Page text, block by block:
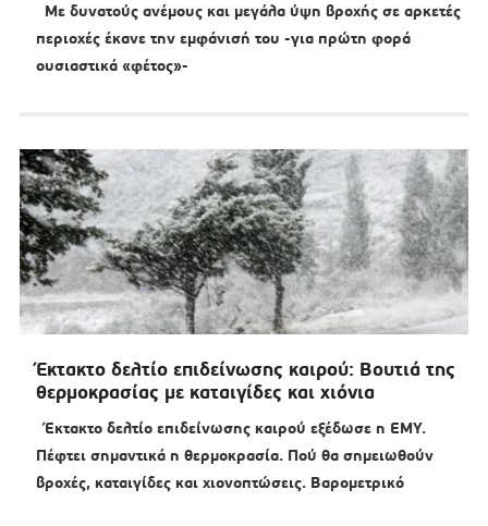
Με δυνατούς ανέμους και μεγάλα ύψη βροχής σε αρκετές
περιοχές έκανε την εμφάνισή του -για πρώτη φορά
ουσιαστικά «φέτος»-
Έκτακτο δελτίο επιδείνωσης καιρού: Βουτιά της
θερμοκρασίας με καταιγίδες και χιόνια
Έκτακτο δελτίο επιδείνωσης καιρού εξέδωσε η ΕΜΥ.
Πέφτει σημαντικά η θερμοκρασία. Πού θα σημειωθούν
βροχές, καταιγίδες και χιονοπτώσεις. Βαρομετρικό